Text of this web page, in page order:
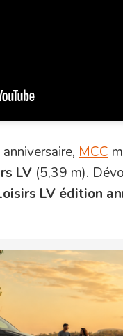
MCC
LV (5,39 m).
LV édition